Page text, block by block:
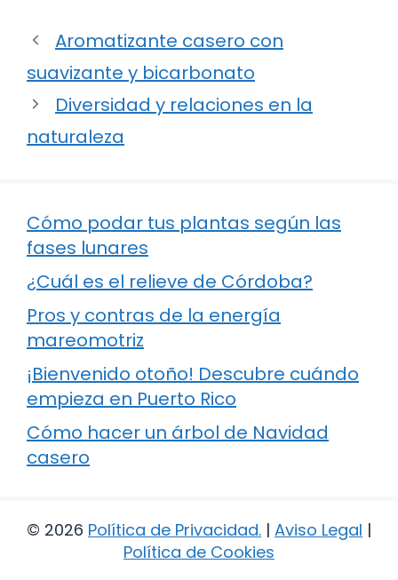
Aromatizante casero con
suavizante y bicarbonato
Diversidad y relaciones en la
naturaleza
Cómo podar tus plantas según las
fases lunares
¿Cuál es el relieve de Córdoba?
Pros y contras de la energía
mareomotriz
¡Bienvenido otoño! Descubre cuándo
empieza en Puerto Rico
Cómo hacer un árbol de Navidad
casero
© 2026 Política de Privacidad. | Aviso Legal |
Política de Cookies